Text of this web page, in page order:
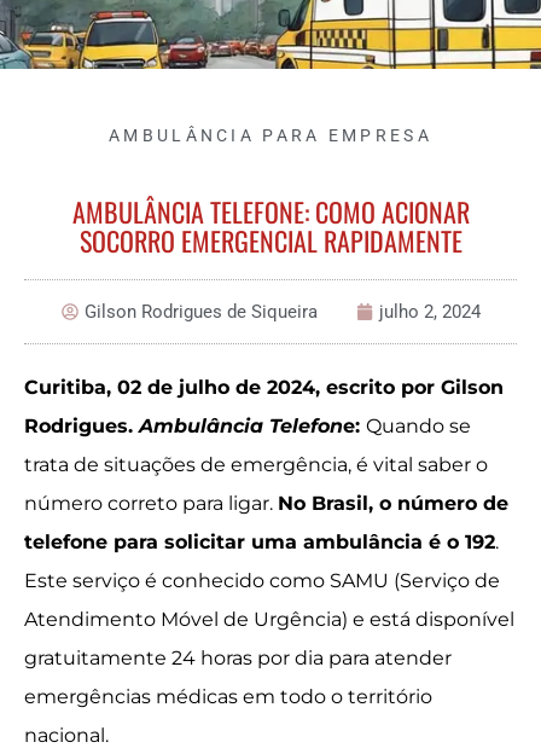
AMBULÂNCIA PARA EMPRESA
AMBULÂNCIA TELEFONE: COMO ACIONAR
SOCORRO EMERGENCIAL RAPIDAMENTE
Gilson Rodrigues de Siqueira julho 2, 2024
Curitiba, 02 de julho de 2024, escrito por Gilson
Rodrigues.Ambulância Telefone: Quando se
trata de situações de emergência, é vital saber o
número correto para ligar. No Brasil, o número de
telefone para solicitar uma ambulância é o 192.
Este serviço é conhecido como SAMU (Serviço de
Atendimento Móvel de Urgência) e está disponível
gratuitamente 24 horas por dia para atender
emergências médicas em todo o território
nacional.